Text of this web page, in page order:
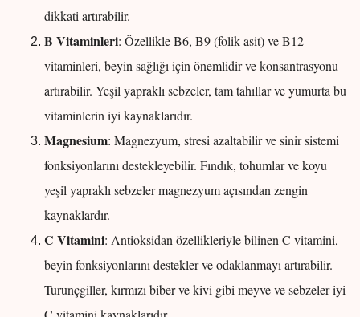
dikkati artırabilir.
B Vitaminleri: Özellikle B6, B9 (folik asit) ve B12
vitaminleri, beyin sağlığı için önemlidir ve konsantrasyonu
artırabilir. Yeşil yapraklı sebzeler, tam tahıllar ve yumurta bu
vitaminlerin iyi kaynaklarıdır.
Magnesium: Magnezyum, stresi azaltabilir ve sinir sistemi
fonksiyonlarını destekleyebilir. Fındık, tohumlar ve koyu
yeşil yapraklı sebzeler magnezyum açısından zengin
kaynaklardır.
C Vitamini: Antioksidan özellikleriyle bilinen C vitamini,
beyin fonksiyonlarını destekler ve odaklanmayı artırabilir.
Turunçgiller, kırmızı biber ve kivi gibi meyve ve sebzeler iyi